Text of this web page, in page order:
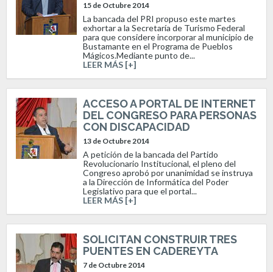
15 de Octubre 2014
La bancada del PRI propuso este martes
exhortar a la Secretaría de Turismo Federal
para que considere incorporar al municipio de
Bustamante en el Programa de Pueblos
Mágicos.Mediante punto de...
LEER MÁS [+]
ACCESO A PORTAL DE INTERNET
DEL CONGRESO PARA PERSONAS
CON DISCAPACIDAD
13 de Octubre 2014
A petición de la bancada del Partido
Revolucionario Institucional, el pleno del
Congreso aprobó por unanimidad se instruya
a la Dirección de Informática del Poder
Legislativo para que el portal...
LEER MÁS [+]
SOLICITAN CONSTRUIR TRES
PUENTES EN CADEREYTA
7 de Octubre 2014